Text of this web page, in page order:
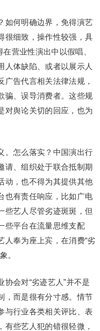
何明确边界，免得演艺
很细致，操作性较强，具
营业性演出中以假唱、
人体缺陷、或者以展示人
告代言相关法律法规，
骗、误导消费者。这些规
对舆论关切的回应，也为
怎么落实？中国演出行
请、组织处于联合抵制期
动，也不得为其提供其他
也有责任响应，比如广电
些艺人尽管劣迹斑斑，但
些平台在流量思维支配
人奉为座上宾，在消费“劣
。
会对“劣迹艺人”并不是
，而是很有分寸感。情节
与行业各类相关评比、表
些艺人犯的错很轻微，